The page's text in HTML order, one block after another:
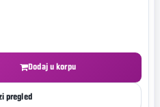
Dodaj u korpu
pregled